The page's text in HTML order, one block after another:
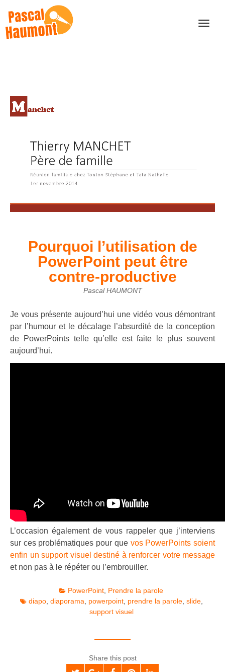
Pourquoi l’utilisation de
PowerPoint peut être
contre-productive
Pascal HAUMONT
Je vous présente aujourd’hui une vidéo vous démontrant
par l’humour et le décalage l’absurdité de la conception
de PowerPoints telle qu’elle est faite le plus souvent
aujourd’hui.
L’occasion également de vous rappeler que j’interviens
sur ces problématiques pour que vos PowerPoints soient
enfin un support visuel destiné à renforcer votre message
et non pas à le répéter ou l’embrouiller.
PowerPoint Prendre la parole
diapo, diaporama powerpoint, prendre la parole, slide,
support visuel
Share this post